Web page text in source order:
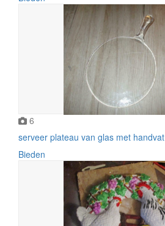
6
serveer plateau van glas met handvat
Bieden